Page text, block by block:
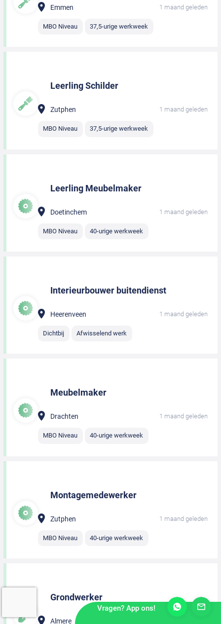
Emmen 1 maand geleden
MBO Niveau 37,5-urige werkweek
Leerling Schilder
Zutphen 1 maand geleden
MBO Niveau 37,5-urige werkweek
Leerling Meubelmaker
Doetinchem 1 maand geleden
MBO Niveau 40-urige werkweek
Interieurbouwer buitendienst
Heerenveen 1 maand geleden
Dichtbij Afwisselend werk
Meubelmaker
Drachten 1 maand geleden
MBO Niveau 40-urige werkweek
Montagemedewerker
Zutphen 1 maand geleden
MBO Niveau 40-urige werkweek
Grondwerker
Almere
Vragen? App ons!